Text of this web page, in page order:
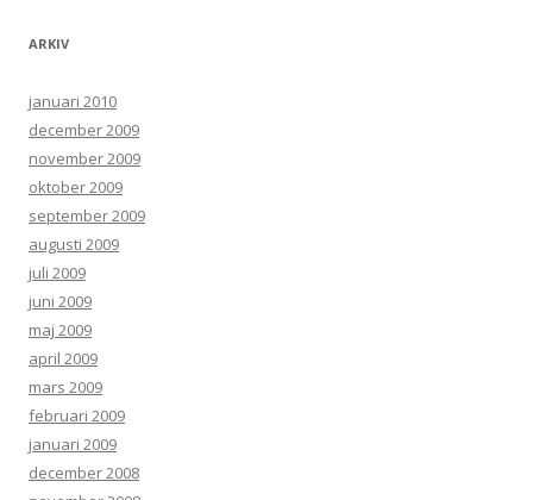
ARKIV
januari 2010
december 2009
november 2009
oktober 2009
september 2009
augusti 2009
juli 2009
juni 2009
maj 2009
april 2009
mars 2009
februari 2009
januari 2009
december 2008